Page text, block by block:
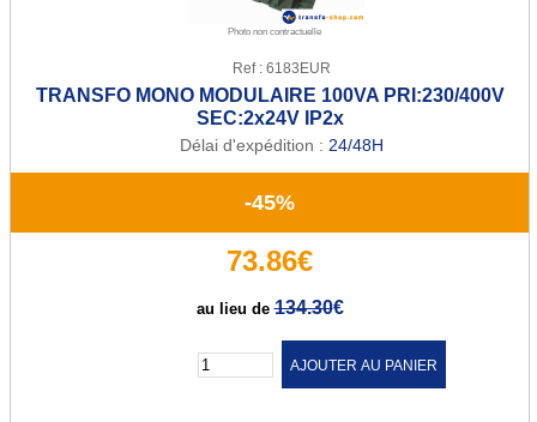
Transfo d'isolement
Transfo d'isolement 230V
Transfo pour circuit imprimé
Photo non contractuelle
Ref : 6183EUR
TRANSFO MONO MODULAIRE 100VA PRI:230/400V
SEC:2x24V IP2x
Délai d'expédition : 24/48H
-45%
73.86€
au lieu de 134.30€